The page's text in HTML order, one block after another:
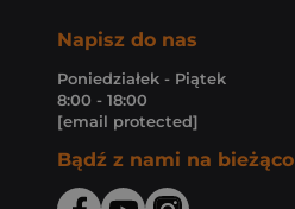
Napisz do nas
Poniedziałek - Piątek
8:00 - 18:00
[email protected]
Bądź z nami na bieżąco